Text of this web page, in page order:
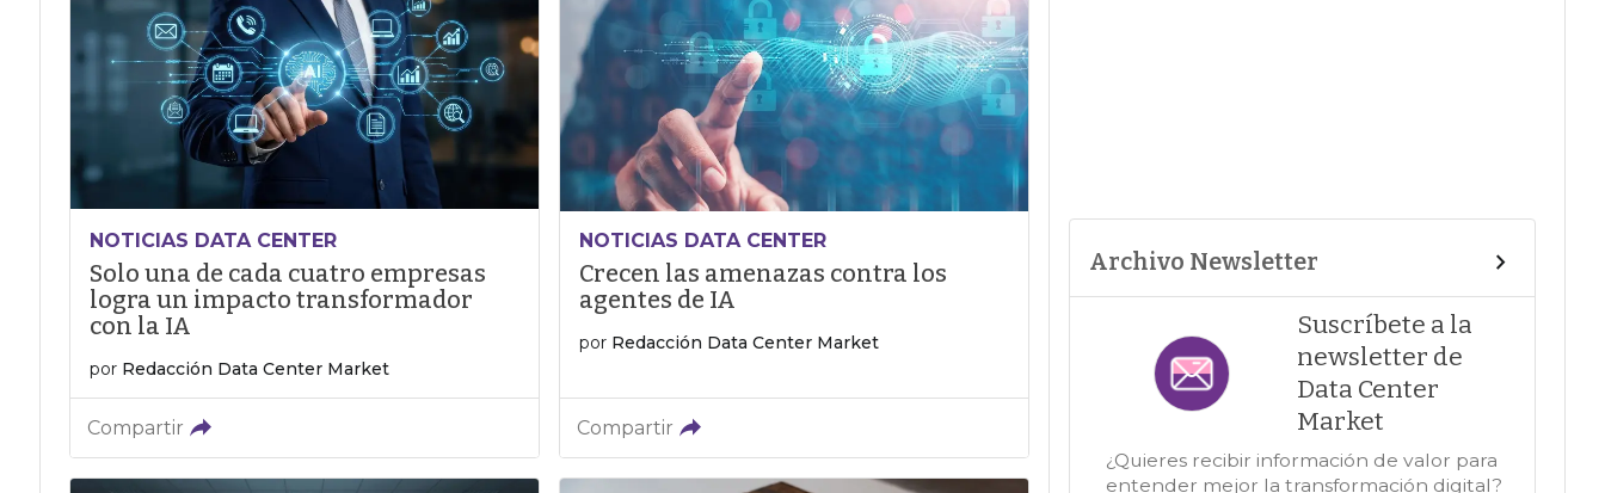
NOTICIAS DATA CENTER
Solo una de cada cuatro empresas
logra un impacto transformador
con la IA
por Redacción Data Center Market
Compartir
NOTICIAS DATA CENTER
Crecen las amenazas contra los
agentes de IA
por Redacción Data Center Market
Compartir
Archivo Newsletter
Suscríbete a la
newsletter de
Data Center
Market
¿Quieres recibir información de valor para
entender mejor la transformación digital?